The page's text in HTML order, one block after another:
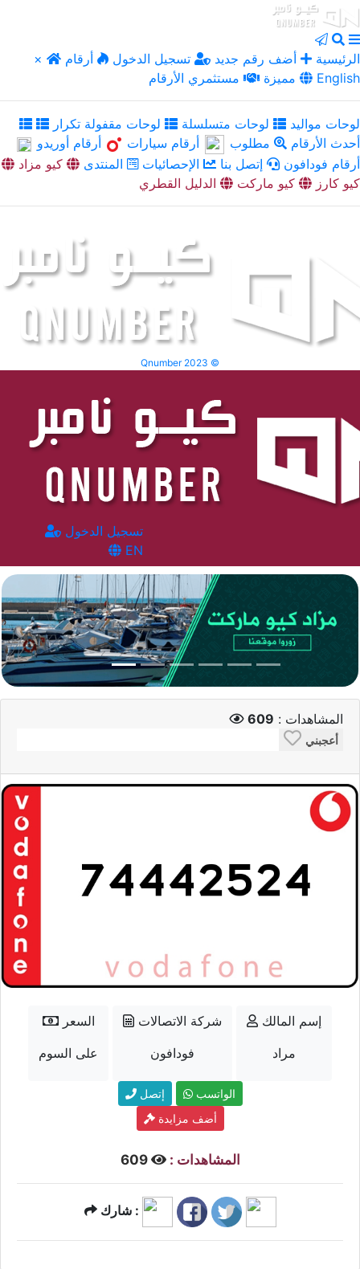
× الرئيسية أضف رقم جديد تسجيل الدخول
أرقام
مميزة
مستثمري الأرقام English
لوحات مواليد لوحات متسلسلة
لوحات مقفولة تكرار
أحدث الأرقام
مطلوب أرقام سيارات
أرقام أوريدو
أرقام فودافون
إتصل بنا الإحصائيات المنتدى
كيو مزاد
كيو كارز
كيو ماركت الدليل القطري
Qnumber 2023 ©
تسجيل الدخول
EN